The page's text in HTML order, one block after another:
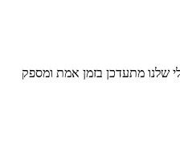
מתעדכן בזמן אמת ומספק